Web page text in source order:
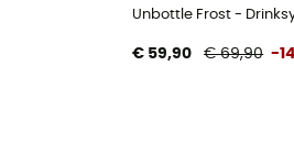
Unbottle Frost -
€ 59,90 € 69,90 -